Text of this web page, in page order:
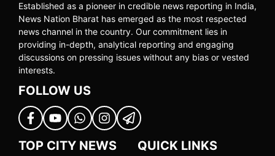
Established as a pioneer in credible news reporting in India,
News Nation Bharat has emerged as the most respected
news channel in the country. Our commitment lies in
providing in-depth, analytical reporting and engaging
discussions on pressing issues without any bias or vested
interests.
FOLLOW US
TOP CITY NEWS QUICK LINKS